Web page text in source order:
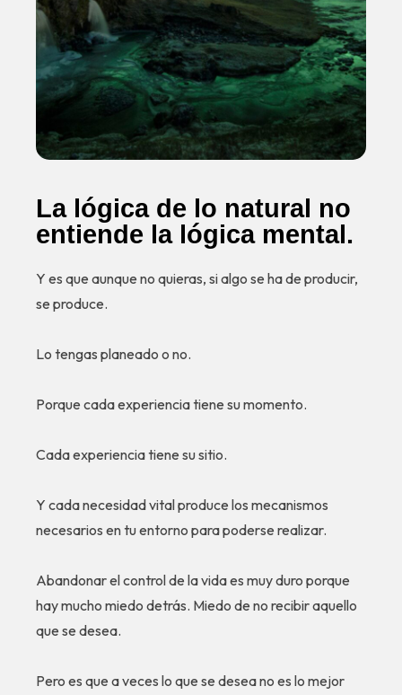
La lógica de lo natural no
entiende la lógica mental.
Y es que aunque no quieras, si algo se ha de producir,
se produce.
Lo tengas planeado o no.
Porque cada experiencia tiene su momento.
Cada experiencia tiene su sitio.
Y cada necesidad vital produce los mecanismos
necesarios en tu entorno para poderse realizar.
Abandonar el control de la vida es muy duro porque
hay mucho miedo detrás. Miedo de no recibir aquello
que se desea.
Pero es que a veces lo que se desea no es lo mejor